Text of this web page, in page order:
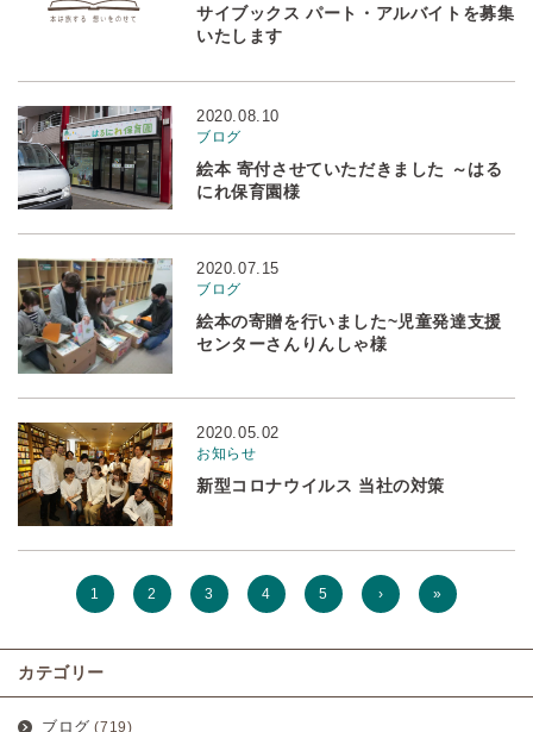
サイブックス パート・アルバイトを募集
いたします
2020.08.10
ブログ
絵本 寄付させていただきました ～はる
にれ保育園様
2020.07.15
ブログ
絵本の寄贈を行いました~児童発達支援
センターさんりんしゃ様
2020.05.02
お知らせ
新型コロナウイルス 当社の対策
1 2 3 4 5 › »
カテゴリー
ブログ (719)